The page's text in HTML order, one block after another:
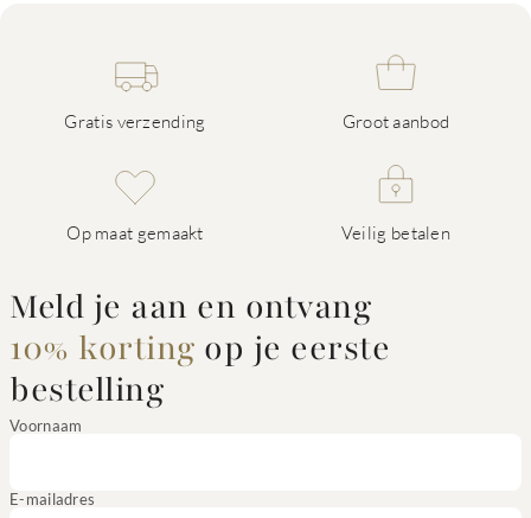
Gratis verzending Groot aanbod
Op maat gemaakt Veilig betalen
Meld je aan en ontvang
10% korting op je eerste
bestelling
Voornaam
E-mailadres